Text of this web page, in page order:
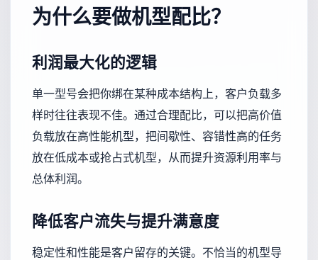
为什么要做机型配比？
利润最大化的逻辑
单一型号会把你绑在某种成本结构上，客户负载多
样时往往表现不佳。通过合理配比，可以把高价值
负载放在高性能机型，把间歇性、容错性高的任务
放在低成本或抢占式机型，从而提升资源利用率与
总体利润。
降低客户流失与提升满意度
稳定性和性能是客户留存的关键。不恰当的机型导